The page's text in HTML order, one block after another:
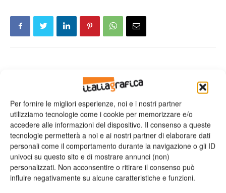
Per fornire le migliori esperienze, noi e i nostri partner
utilizziamo tecnologie come i cookie per memorizzare e/o
accedere alle informazioni del dispositivo. Il consenso a queste
tecnologie permetterà a noi e ai nostri partner di elaborare dati
personali come il comportamento durante la navigazione o gli ID
univoci su questo sito e di mostrare annunci (non)
personalizzati. Non acconsentire o ritirare il consenso può
influire negativamente su alcune caratteristiche e funzioni.
Bompan presenta la flatbed
Mimaki formato A2
:Apogee PrePress v8 riceve il
ARTICOLI CORRELATI ALTRO DALL'AUTORE
Konica Minolta: AccurioJet 30000
accelera la crescita dell’inkjet B2 in
Italia